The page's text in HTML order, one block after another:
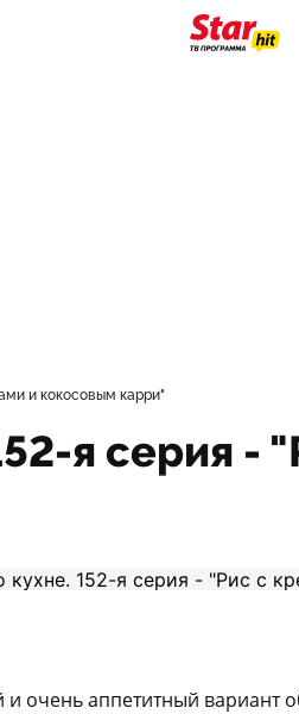
и кокосовым карри"
я серия -
очень аппетитный вариант